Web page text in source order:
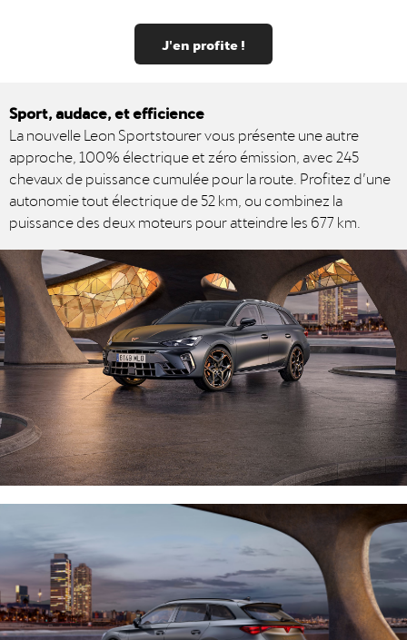
J'en profite !
Sport, audace, et efficience
La nouvelle Leon Sportstourer vous présente une autre
approche, 100% électrique et zéro émission, avec 245
chevaux de puissance cumulée pour la route. Profitez d’une
autonomie tout électrique de 52 km, ou combinez la
puissance des deux moteurs pour atteindre les 677 km.